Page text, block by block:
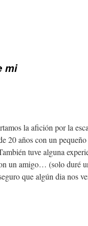
mi
la afición por la
20 años con un
tuve alguna
un amigo… (solo duré
que algún dia nos